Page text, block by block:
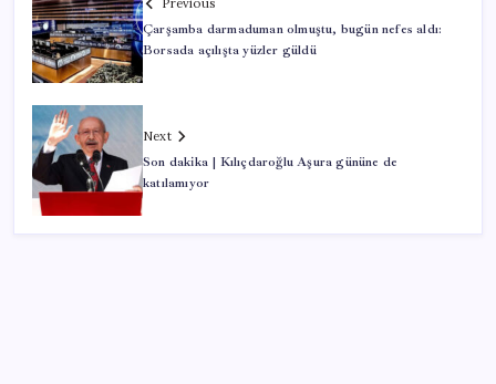
Previous
Çarşamba darmaduman olmuştu, bugün nefes aldı:
Borsada açılışta yüzler güldü
Next
Son dakika | Kılıçdaroğlu Aşura gününe de
katılamıyor